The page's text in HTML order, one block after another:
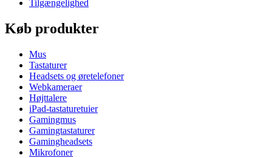
Tilgængelighed
Køb produkter
Mus
Tastaturer
Headsets og øretelefoner
Webkameraer
Højttalere
iPad-tastaturetuier
Gamingmus
Gamingtastaturer
Gamingheadsets
Mikrofoner